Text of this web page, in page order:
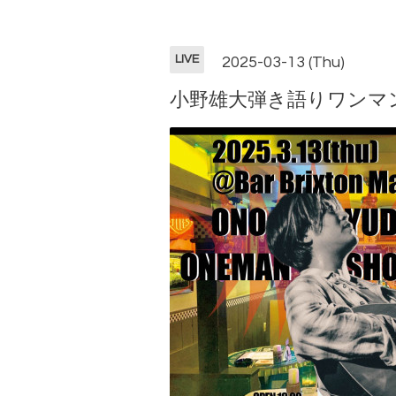
LIVE 2025-03-13 (Thu)
小野雄大弾き語りワンマ